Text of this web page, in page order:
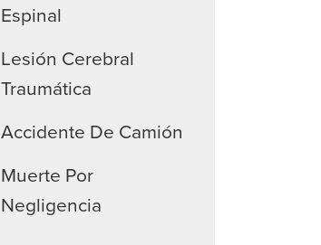
Espinal
Lesión Cerebral
Traumática
Accidente De Camión
Muerte Por
Negligencia